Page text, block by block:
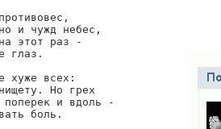
и чужд небес,
этот раз -
глаз.
хуже всех:
Но грех
и вдоль -
боль.